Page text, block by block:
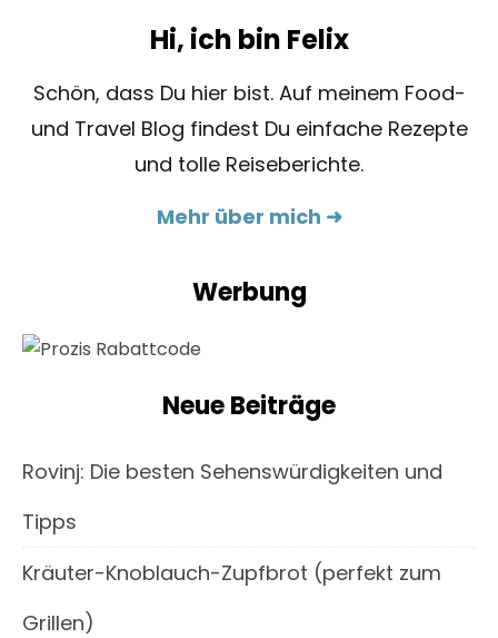
Hi, ich bin Felix
Schön, dass Du hier bist. Auf meinem Food-
und Travel Blog findest Du einfache Rezepte
und tolle Reiseberichte.
Mehr über mich ➜
Werbung
Neue Beiträge
Rovinj: Die besten Sehenswürdigkeiten und
Tipps
Kräuter-Knoblauch-Zupfbrot (perfekt zum
Grillen)